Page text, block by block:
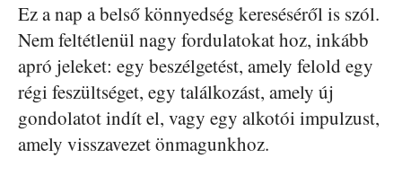
Ez a nap a belső könnyedség kereséséről is szól.
Nem feltétlenül nagy fordulatokat hoz, inkább
apró jeleket: egy beszélgetést, amely felold egy
régi feszültséget, egy találkozást, amely új
gondolatot indít el, vagy egy alkotói impulzust,
amely visszavezet önmagunkhoz.